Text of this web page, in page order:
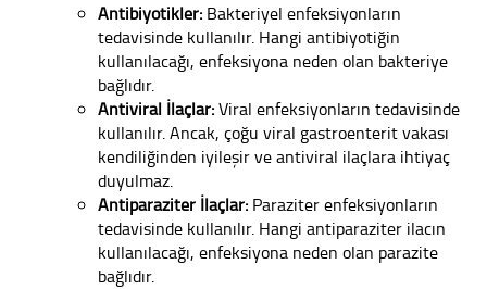
Antibiyotikler: Bakteriyel enfeksiyonların
tedavisinde kullanılır. Hangi antibiyotiğin
kullanılacağı, enfeksiyona neden olan bakteriye
bağlıdır.
Antiviral İlaçlar:Viral enfeksiyonların tedavisinde
kullanılır. Ancak, çoğu viral gastroenterit vakası
kendiliğinden iyileşir ve antiviral ilaçlara ihtiyaç
duyulmaz.
Antiparaziter İlaçlar: Paraziter enfeksiyonların
tedavisinde kullanılır. Hangi antiparaziter ilacın
kullanılacağı, enfeksiyona neden olan parazite
bağlıdır.